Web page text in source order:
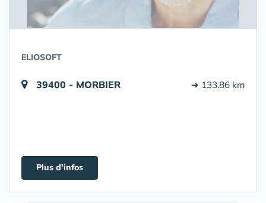
ELIOSOFT
39400 - MORBIER ➔ 133.86 km
Plus d'infos